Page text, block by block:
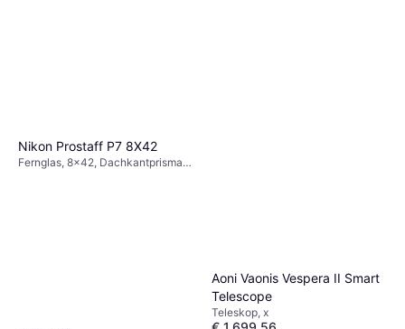
Nikon Prostaff P7 8X42
Fernglas, 8x42, Dachkantprisma,
Aoni Vaonis Vespera II Smart
Telescope
Teleskop, x